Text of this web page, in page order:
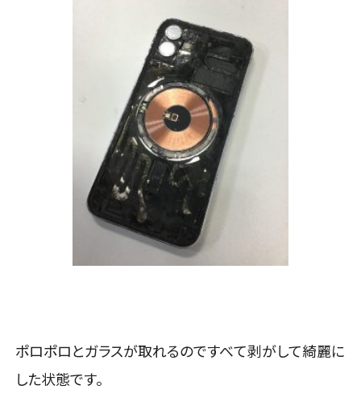
ポロポロとガラスが取れるのですべて剥がして綺麗に
した状態です。